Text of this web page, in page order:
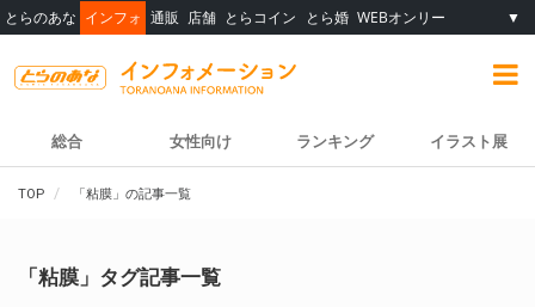
とらのあな インフォ 通販 店舗 とらコイン とら婚 WEBオンリー ▼
総合 女性向け ランキング イラスト展
TOP 「粘膜」の記事一覧
「粘膜」タグ記事一覧